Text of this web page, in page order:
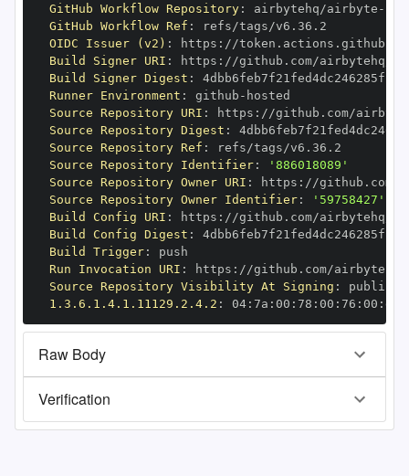
GitHub Workflow Repository: airbytehq/airbyte -
GitHub Workflow Ref :
OIDC Issuer (v2) : https :
Build Signer URI : https : //github.com/airbytehq/
Build Signer Digest :
Runner Environment : github -
Source Repository URI : https : //github.com/
Source Repository Digest :
Source Repository Ref :
Source Repository Identifier:
'886018089'
Source Repository Owner URI : https :
Source Repository Owner Identifier:
'59758427'
Build Config URI : https : //github.com/airbytehq/
Build Config Digest :
Build Trigger:
Run Invocation URI : https : //github.com/
Source Repository Visibility At Signing :
1.3.6.1.4.1.11129.2.4.2 : 04: 7a : 00 : 78 : 00 : 76 : 00 : dd
Raw Body
Verification